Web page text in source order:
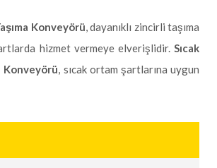
Konveyörü , dayanıklı zincirli taşıma
hizmet vermeye elverişlidir. Sıcak
Konveyörü , sıcak ortam şartlarına uygun